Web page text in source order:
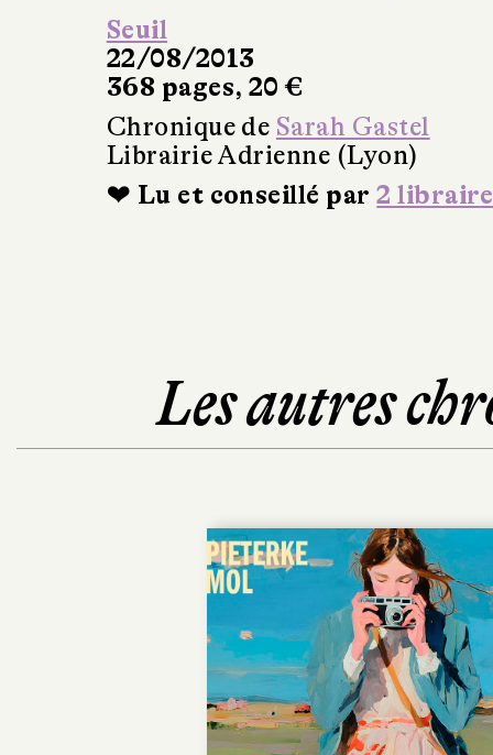
Seuil
22/08/2013
368 pages, 20 €
Chronique de Sarah Gastel
Librairie Adrienne (Lyon)
❤ Lu et conseillé par2
Les autres